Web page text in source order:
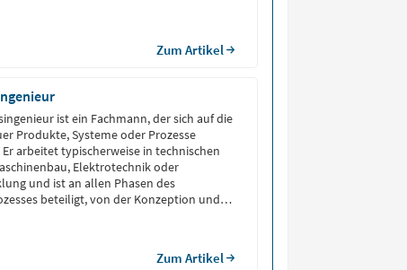
Zum Artikel
ist ein Fachmann, der sich auf die
Produkte, Systeme oder Prozesse
arbeitet typischerweise in technischen
Elektrotechnik oder
und ist an allen Phasen des
beteiligt, von der Konzeption und
Zum Artikel